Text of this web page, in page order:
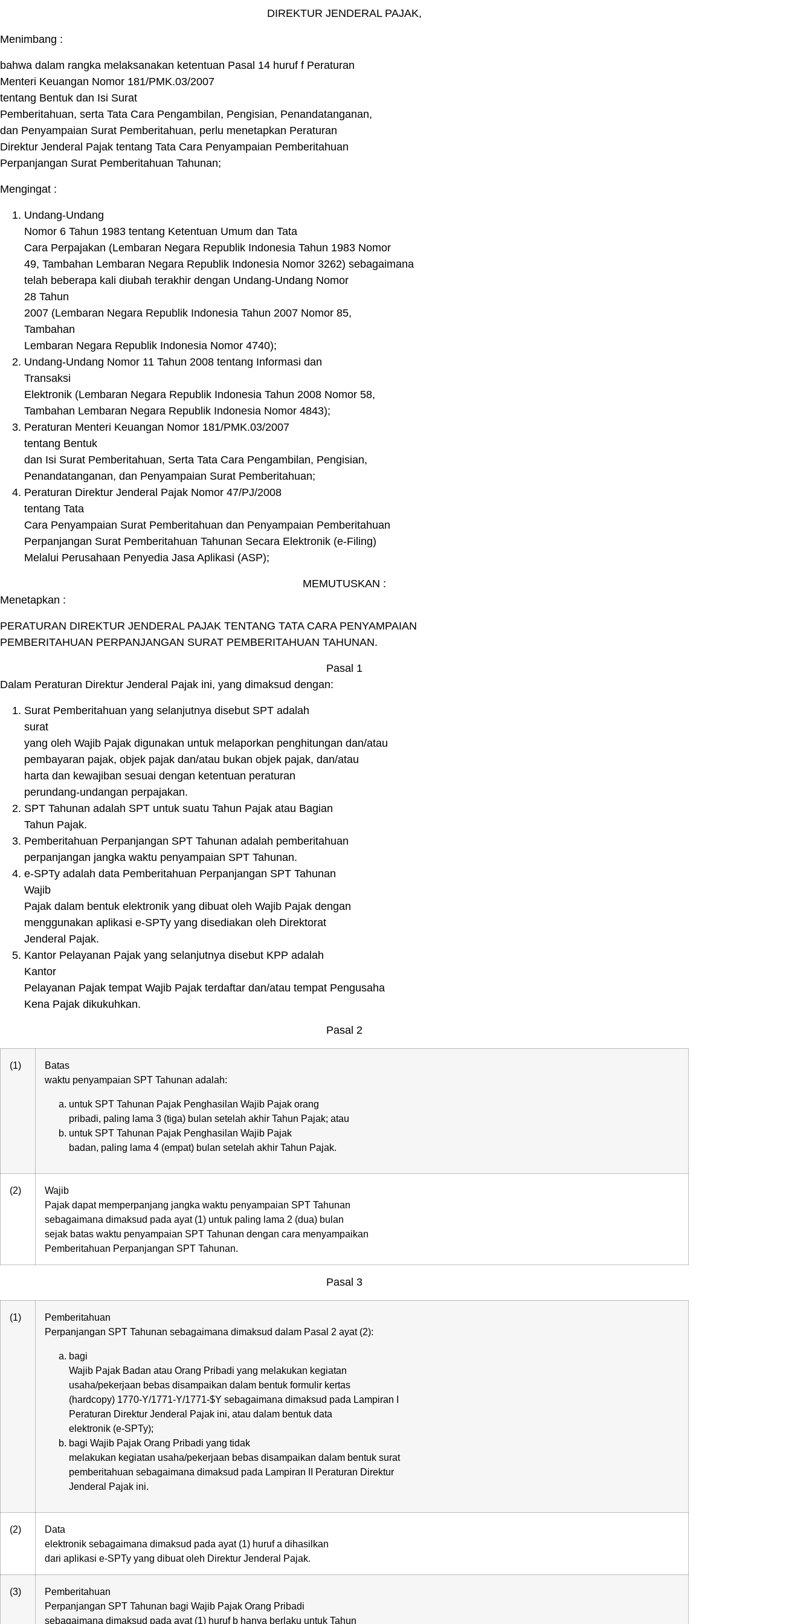
DIREKTUR JENDERAL PAJAK,
Menimbang :
bahwa dalam rangka melaksanakan ketentuan Pasal 14 huruf f Peraturan
Menteri Keuangan Nomor 181/PMK.03/2007
tentang Bentuk dan Isi Surat
Pemberitahuan, serta Tata Cara Pengambilan, Pengisian, Penandatanganan,
dan Penyampaian Surat Pemberitahuan, perlu menetapkan Peraturan
Direktur Jenderal Pajak tentang Tata Cara Penyampaian Pemberitahuan
Perpanjangan Surat Pemberitahuan Tahunan;
Mengingat :
Undang-Undang
Nomor 6 Tahun 1983 tentang Ketentuan Umum dan Tata
Cara Perpajakan (Lembaran Negara Republik Indonesia Tahun 1983 Nomor
49, Tambahan Lembaran Negara Republik Indonesia Nomor 3262) sebagaimana
telah beberapa kali diubah terakhir dengan Undang-Undang Nomor
28 Tahun
2007 (Lembaran Negara Republik Indonesia Tahun 2007 Nomor 85,
Tambahan
Lembaran Negara Republik Indonesia Nomor 4740);
Undang-Undang Nomor 11 Tahun 2008 tentang Informasi dan
Transaksi
Elektronik (Lembaran Negara Republik Indonesia Tahun 2008 Nomor 58,
Tambahan Lembaran Negara Republik Indonesia Nomor 4843);
Peraturan Menteri Keuangan Nomor 181/PMK.03/2007
tentang Bentuk
dan Isi Surat Pemberitahuan, Serta Tata Cara Pengambilan, Pengisian,
Penandatanganan, dan Penyampaian Surat Pemberitahuan;
Peraturan Direktur Jenderal Pajak Nomor 47/PJ/2008
tentang Tata
Cara Penyampaian Surat Pemberitahuan dan Penyampaian Pemberitahuan
Perpanjangan Surat Pemberitahuan Tahunan Secara Elektronik (e-Filing)
Melalui Perusahaan Penyedia Jasa Aplikasi (ASP);
MEMUTUSKAN :
Menetapkan :
PERATURAN DIREKTUR JENDERAL PAJAK TENTANG TATA CARA PENYAMPAIAN
PEMBERITAHUAN PERPANJANGAN SURAT PEMBERITAHUAN TAHUNAN.
Pasal 1
Dalam Peraturan Direktur Jenderal Pajak ini, yang dimaksud dengan:
Surat Pemberitahuan yang selanjutnya disebut SPT adalah
surat
yang oleh Wajib Pajak digunakan untuk melaporkan penghitungan dan/atau
pembayaran pajak, objek pajak dan/atau bukan objek pajak, dan/atau
harta dan kewajiban sesuai dengan ketentuan peraturan
perundang-undangan perpajakan.
SPT Tahunan adalah SPT untuk suatu Tahun Pajak atau Bagian
Tahun Pajak.
Pemberitahuan Perpanjangan SPT Tahunan adalah pemberitahuan
perpanjangan jangka waktu penyampaian SPT Tahunan.
e-SPTy adalah data Pemberitahuan Perpanjangan SPT Tahunan
Wajib
Pajak dalam bentuk elektronik yang dibuat oleh Wajib Pajak dengan
menggunakan aplikasi e-SPTy yang disediakan oleh Direktorat
Jenderal Pajak.
Kantor Pelayanan Pajak yang selanjutnya disebut KPP adalah
Kantor
Pelayanan Pajak tempat Wajib Pajak terdaftar dan/atau tempat Pengusaha
Kena Pajak dikukuhkan.
Pasal 2
(1)
Batas
waktu penyampaian SPT Tahunan adalah:
untuk SPT Tahunan Pajak Penghasilan Wajib Pajak orang
pribadi, paling lama 3 (tiga) bulan setelah akhir Tahun Pajak; atau
untuk SPT Tahunan Pajak Penghasilan Wajib Pajak
badan, paling lama 4 (empat) bulan setelah akhir Tahun Pajak.
(2)
Wajib
Pajak dapat memperpanjang jangka waktu penyampaian SPT Tahunan
sebagaimana dimaksud pada ayat (1) untuk paling lama 2 (dua) bulan
sejak batas waktu penyampaian SPT Tahunan dengan cara menyampaikan
Pemberitahuan Perpanjangan SPT Tahunan.
Pasal 3
(1)
Pemberitahuan
Perpanjangan SPT Tahunan sebagaimana dimaksud dalam Pasal 2 ayat (2):
bagi
Wajib Pajak Badan atau Orang Pribadi yang melakukan kegiatan
usaha/pekerjaan bebas disampaikan dalam bentuk formulir kertas
(hardcopy) 1770-Y/1771-Y/1771-$Y sebagaimana dimaksud pada Lampiran I
Peraturan Direktur Jenderal Pajak ini, atau dalam bentuk data
elektronik (e-SPTy);
bagi Wajib Pajak Orang Pribadi yang tidak
melakukan kegiatan usaha/pekerjaan bebas disampaikan dalam bentuk surat
pemberitahuan sebagaimana dimaksud pada Lampiran II Peraturan Direktur
Jenderal Pajak ini.
(2)
Data
elektronik sebagaimana dimaksud pada ayat (1) huruf a dihasilkan
dari aplikasi e-SPTy yang dibuat oleh Direktur Jenderal Pajak.
(3)
Pemberitahuan
Perpanjangan SPT Tahunan bagi Wajib Pajak Orang Pribadi
sebagaimana dimaksud pada ayat (1) huruf b hanya berlaku untuk Tahun